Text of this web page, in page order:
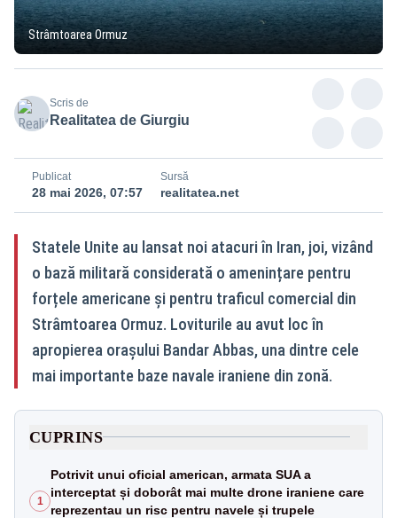
Strâmtoarea Ormuz
Scris de
Realitatea de Giurgiu
Publicat
28 mai 2026, 07:57
Sursă
realitatea.net
Statele Unite au lansat noi atacuri în Iran, joi, vizând
o bază militară considerată o amenințare pentru
forțele americane și pentru traficul comercial din
Strâmtoarea Ormuz. Loviturile au avut loc în
apropierea orașului Bandar Abbas, una dintre cele
mai importante baze navale iraniene din zonă.
CUPRINS
1
Potrivit unui oficial american, armata SUA a
interceptat și doborât mai multe drone iraniene care
reprezentau un risc pentru navele și trupele